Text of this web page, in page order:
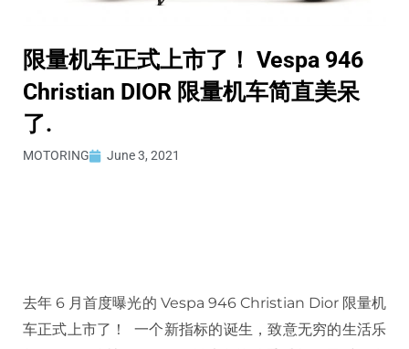
限量机车正式上市了！ Vespa 946
Christian DIOR 限量机车简直美呆
了.
MOTORING June 3, 2021
去年 6 月首度曝光的 Vespa 946 Christian Dior 限量机
车正式上市了！ 一个新指标的诞生，致意无穷的生活乐